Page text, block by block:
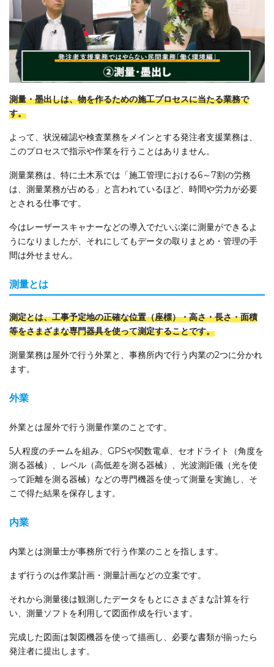
測量・墨出しは、物を作るための施工プロセスに当たる業務で
す。
よって、状況確認や検査業務をメインとする発注者支援業務は、
このプロセスで指示や作業を行うことはありません。
測量業務は、特に土木系では「施工管理における6～7割の労務
は、測量業務が占める」と言われているほど、時間や労力が必要
とされる仕事です。
今はレーザースキャナーなどの導入でだいぶ楽に測量ができるよ
うになりましたが、それにしてもデータの取りまとめ・管理の手
間は外せません。
測量とは
測定とは、工事予定地の正確な位置（座標）・高さ・長さ・面積
等をさまざまな専門器具を使って測定することです。
測量業務は屋外で行う外業と、事務所内で行う内業の2つに分かれ
ます。
外業
外業とは屋外で行う測量作業のことです。
5人程度のチームを組み、GPSや関数電卓、セオドライト（角度を
測る器械）、レベル（高低差を測る器械）、光波測距儀（光を使
って距離を測る器械）などの専門機器を使って測量を実施し、そ
こで得た結果を保存します。
内業
内業とは測量士が事務所で行う作業のことを指します。
まず行うのは作業計画・測量計画などの立案です。
それから測量後は観測したデータをもとにさまざまな計算を行
い、測量ソフトを利用して図面作成を行います。
完成した図面は製図機器を使って描画し、必要な書類が揃ったら
発注者に提出します。